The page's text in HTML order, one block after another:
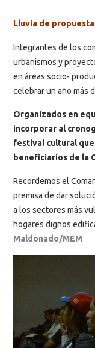
Lluvia de
Integrantes de los
urbanismos y
en áreas socio-
celebrar un año más
Organizados en
incorporar al
festival cultural
beneficiarios de la
Recordemos el
premisa de dar
a los sectores más
hogares dignos
Maldonado/MEM